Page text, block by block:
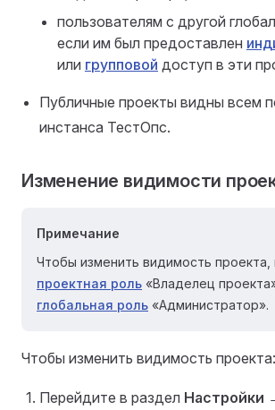
пользователям с другой
если им был предоставлен
или групповой доступ в эти
Публичные проекты видны всем
инстанса ТестОпс.
Изменение видимости
Примечание
Чтобы изменить видимость
проектная роль «Владелец
глобальная роль «Администратор».
Чтобы изменить видимость проекта:
Перейдите в раздел Настройки